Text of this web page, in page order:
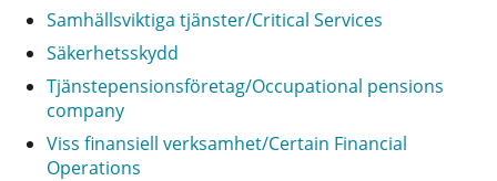
Samhällsviktiga tjänster/Critical Services
Säkerhetsskydd
Tjänstepensionsföretag/Occupational pensions
company
Viss finansiell verksamhet/Certain Financial
Operations